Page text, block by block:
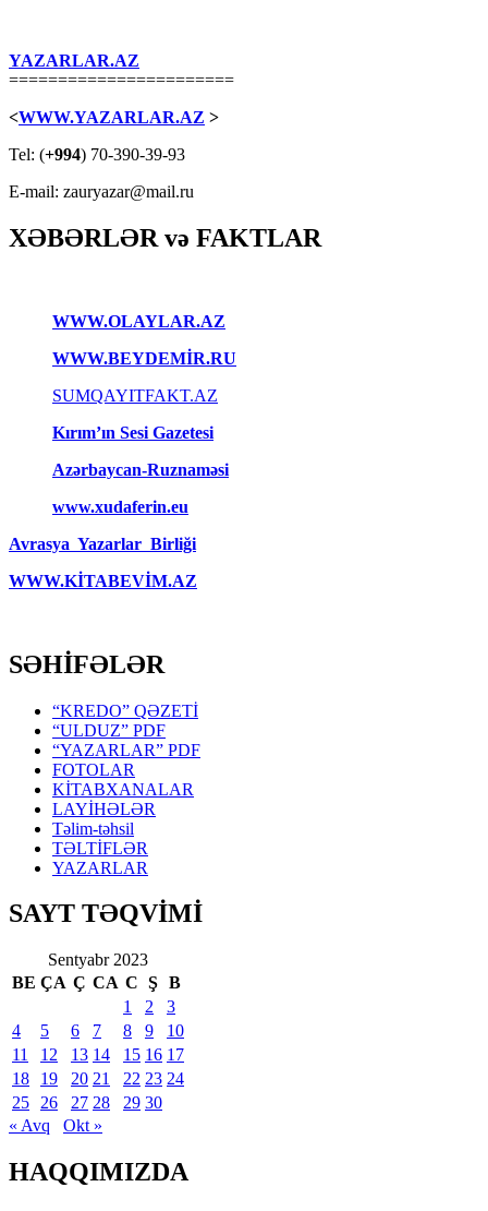
YAZARLAR.AZ
=======================
<WWW.YAZARLAR.AZ >
Tel: (+994) 70-390-39-93
E-mail: zauryazar@mail.ru
XƏBƏRLƏR və FAKTLAR
WWW.OLAYLAR.AZ
WWW.BEYDEMİR.RU
SUMQAYITFAKT.AZ
Kırım’ın Sesi Gazetesi
Azərbaycan-Ruznaməsi
www.xudaferin.eu
Avrasya Yazarlar Birliği
WWW.KİTABEVİM.AZ
SƏHİFƏLƏR
“KREDO” QƏZETİ
“ULDUZ” PDF
“YAZARLAR” PDF
FOTOLAR
KİTABXANALAR
LAYİHƏLƏR
Təlim-təhsil
TƏLTİFLƏR
YAZARLAR
SAYT TƏQVİMİ
Sentyabr 2023
BE ÇA Ç CA C Ş
B
1
2
3
4
5 6 7 8 9
10
11
12 13 14 15 16 17
18
19 20 21 22 23 24
25
26 27 28 29 30
« Avq
Okt »
HAQQIMIZDA